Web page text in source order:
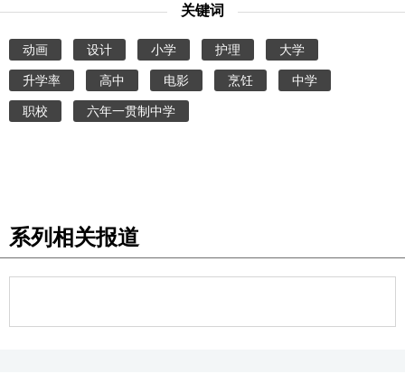
关键词
动画 设计 小学 护理 大学
升学率 高中 电影 烹饪 中学
职校 六年一贯制中学
系列相关报道